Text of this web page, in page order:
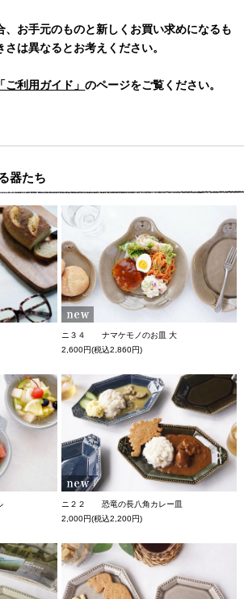
、お手元のものと新しくお買い求めになるも
は異なるとお考えください。
「ご利用ガイド」のページをご覧ください。
器たち
ニ３４ ナマケモノのお皿 大
2,600円(税込2,860円)
ニ２２ 恐竜の長八角カレー皿
2,000円(税込2,200円)